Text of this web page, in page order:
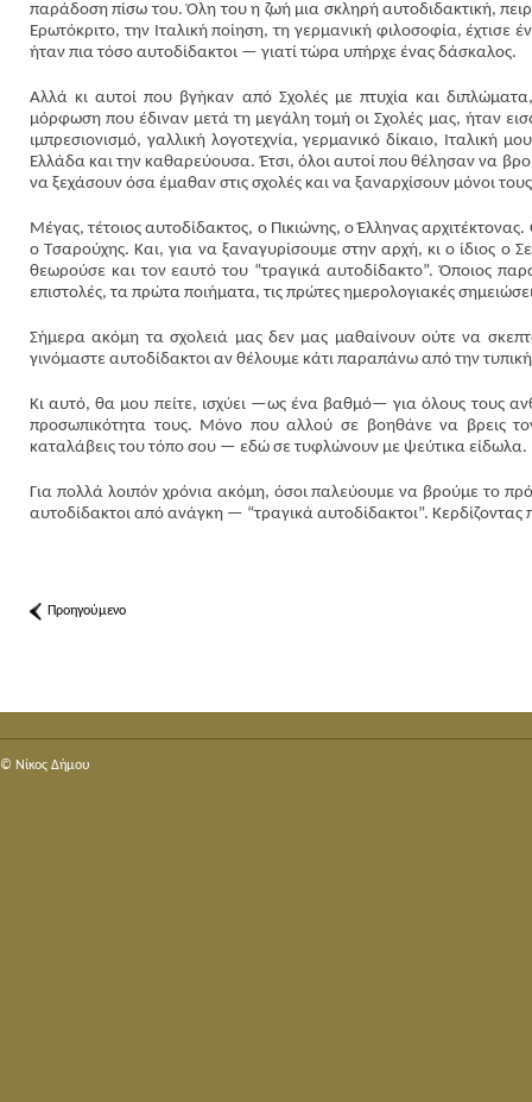
παράδοση πίσω του. Όλη του η ζωή μια σκληρή αυτοδιδακτική,
Ερωτόκριτο, την Ιταλική ποίηση, τη γερμανική φιλοσοφία,
ήταν πια τόσο αυτοδίδακτοι — γιατί τώρα υπήρχε ένας δάσκαλος.
Αλλά κι αυτοί που βγήκαν από Σχολές με πτυχία και
μόρφωση που έδιναν μετά τη μεγάλη τομή οι Σχολές μας, ήταν
ιμπρεσιονισμό, γαλλική λογοτεχνία, γερμανικό δίκαιο,
Ελλάδα και την καθαρεύουσα. Έτσι, όλοι αυτοί που θέλησαν να
να ξεχάσουν όσα έμαθαν στις σχολές και να ξαναρχίσουν μόνοι
Μέγας, τέτοιος αυτοδίδακτος, ο Πικιώνης, ο Έλληνας
ο Τσαρούχης. Και, για να ξαναγυρίσουμε στην αρχή, κι ο ίδιος ο
θεωρούσε και τον εαυτό του “τραγικά αυτοδίδακτο”. Όποιος
επιστολές, τα πρώτα ποιήματα, τις πρώτες ημερολογιακές
Σήμερα ακόμη τα σχολειά μας δεν μας μαθαίνουν ούτε να
γινόμαστε αυτοδίδακτοι αν θέλουμε κάτι παραπάνω από την
Κι αυτό, θα μου πείτε, ισχύει —ως ένα βαθμό— για όλους τους
προσωπικότητα τους. Μόνο που αλλού σε βοηθάνε να
καταλάβεις του τόπο σου — εδώ σε τυφλώνουν με ψεύτικα είδωλα.
Για πολλά λοιπόν χρόνια ακόμη, όσοι παλεύουμε να βρούμε το
αυτοδίδακτοι από ανάγκη — “τραγικά αυτοδίδακτοι”.
Προηγούμενο
© Nίκος Δήμου